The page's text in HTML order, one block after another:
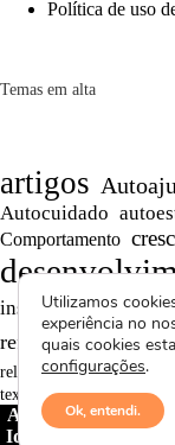
Política de uso
Temas em alta
artigos
Autocuidado
Comportamento
inspiração
reflexão
relacionamentos
textos curtos vídeos
Avctoris Copyright ©
Ideias
Utilizamos
experiência no
quais cookies
configurações.
Ok, entendi.